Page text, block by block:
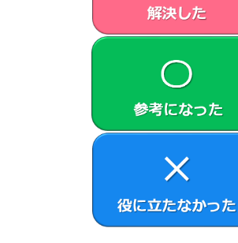
産権はお客さまに移転いたしません。
第2条 （使用権）
VAIOは、許諾ソフトウェアの非独
本契約によって生ずる許諾ソフトウ
本製品においてのみ、お客さまが許
を使用する権利をいいます。
本契約に別途の定めのある場合を除
諾ソフトウェアの全部または一部を
これに対する修正、追加等の改変を
ん。本製品に同梱されているシステ
ア、アプリケーションリカバリーメ